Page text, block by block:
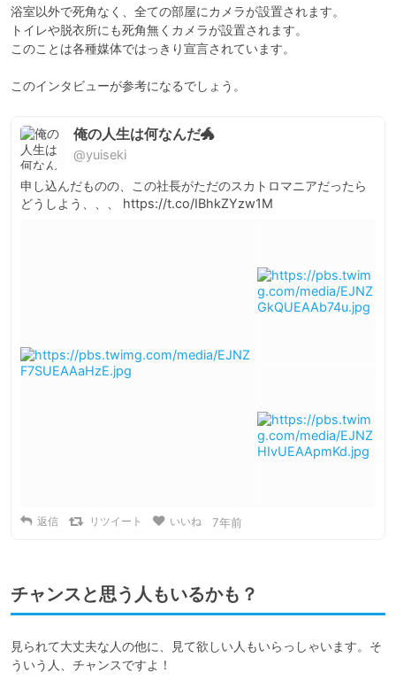
浴室以外で死角なく、全ての部屋にカメラが設置されます。
トイレや脱衣所にも死角無くカメラが設置されます。
このことは各種媒体ではっきり宣言されています。
このインタビューが参考になるでしょう。
俺の人生は何なんだ🐲
@yuiseki
申し込んだものの、この社長がただのスカトロマニアだったら
どうしよう、、、 https://t.co/IBhkZYzw1M
返信 リツイート いいね 7年前
チャンスと思う人もいるかも？
見られて大丈夫な人の他に、見て欲しい人もいらっしゃいます。そ
ういう人、チャンスですよ！